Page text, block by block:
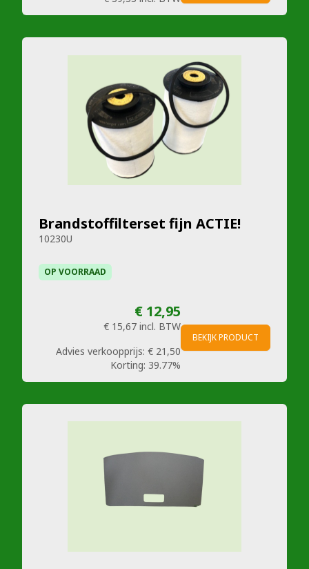
Brandstoffilterset fijn ACTIE!
10230U
OP VOORRAAD
€ 12,95
€ 15,67 incl. BTW
Advies verkoopprijs: € 21,50
Korting: 39.77%
BEKIJK PRODUCT